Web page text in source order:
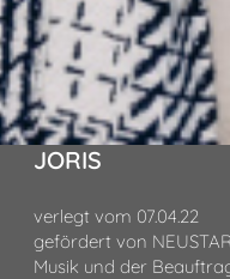
JORIS
verlegt vom 07.04.22
gefördert von
Musik und der